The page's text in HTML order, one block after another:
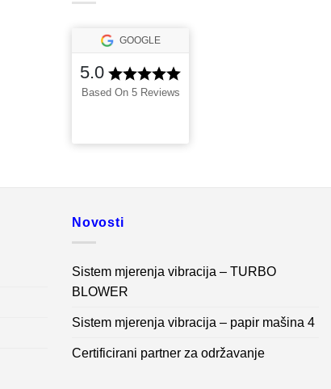
GOOGLE
5.0
Based On 5 Reviews
Novosti
Sistem mjerenja vibracija – TURBO
BLOWER
Sistem mjerenja vibracija – papir mašina 4
Certificirani partner za održavanje